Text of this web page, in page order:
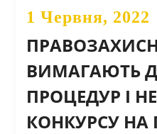
1 Червня, 2022
ВИМАГАЮТЬ
ПРОЦЕДУР І
КОНКУРСУ НА